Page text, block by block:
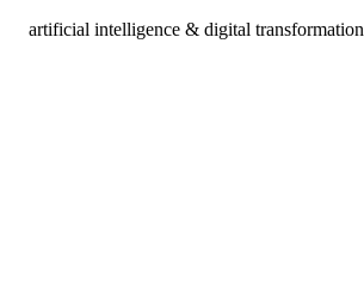
artificial intelligence & digital transformation